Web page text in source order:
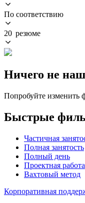
По соответствию
20 резюме
Ничего не
Попробуйте изменить
Быстрые
Частичная
Полная занятость
Полный день
Проектная работа
Вахтовый метод
Корпоративная